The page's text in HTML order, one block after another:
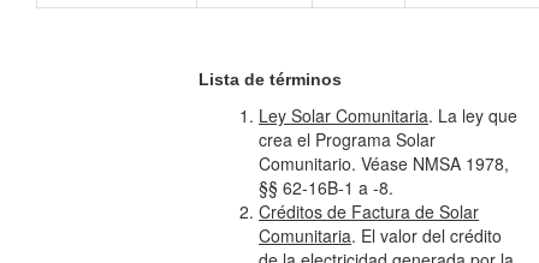
Lista de términos
Ley Solar Comunitaria. La ley que
crea el Programa Solar
Comunitario. Véase NMSA 1978,
§§ 62-16B-1 a -8.
Créditos de Factura de Solar
Comunitaria. El valor del crédito